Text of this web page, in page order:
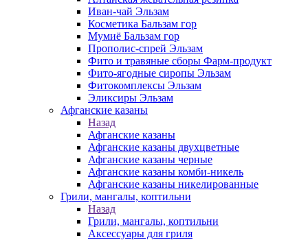
Иван-чай Эльзам
Косметика Бальзам гор
Мумиё Бальзам гор
Прополис-спрей Эльзам
Фито и травяные сборы Фарм-продукт
Фито-ягодные сиропы Эльзам
Фитокомплексы Эльзам
Эликсиры Эльзам
Афганские казаны
Назад
Афганские казаны
Афганские казаны двухцветные
Афганские казаны черные
Афганские казаны комби-никель
Афганские казаны никелированные
Грили, мангалы, коптильни
Назад
Грили, мангалы, коптильни
Аксессуары для гриля